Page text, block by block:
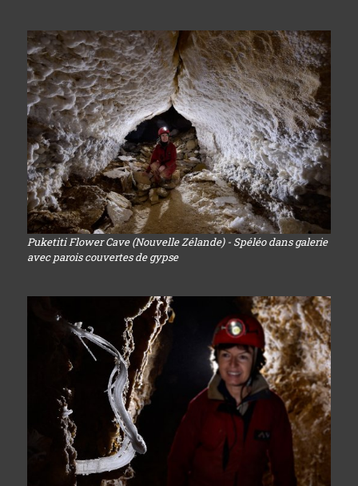
Puketiti Flower Cave (Nouvelle Zélande) - Spéléo dans galerie
avec parois couvertes de gypse